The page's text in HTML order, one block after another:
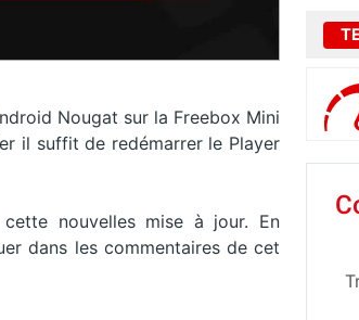
Nougat sur la Freebox Mini
il suffit de redémarrer le Player
nouvelles mise à jour. En
dans les commentaires de cet